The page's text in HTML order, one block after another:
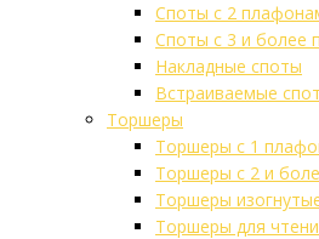
Споты с 2
Споты с 3 и более
Накладные споты
Встраиваемые
Торшеры
Торшеры с 1
Торшеры с 2 и
Торшеры
Торшеры для